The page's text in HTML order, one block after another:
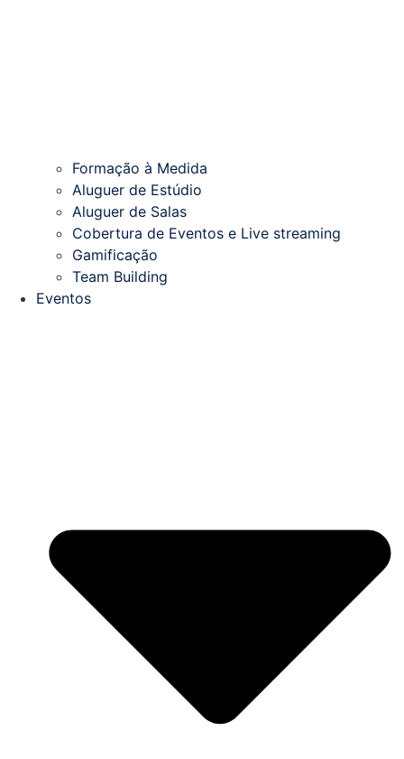
Formação à Medida
Aluguer de Estúdio
Aluguer de Salas
Cobertura de Eventos e Live streaming
Gamificação
Team Building
Eventos